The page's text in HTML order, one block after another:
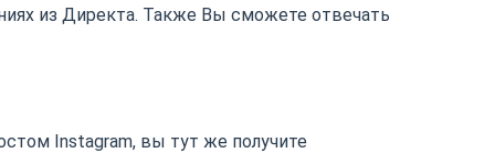
из Директа. Также Вы сможете отвечать
Instagram, вы тут же получите